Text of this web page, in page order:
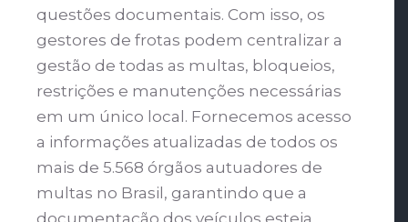
questões documentais. Com isso, os
gestores de frotas podem centralizar a
gestão de todas as multas, bloqueios,
restrições e manutenções necessárias
em um único local. Fornecemos acesso
a informações atualizadas de todos os
mais de 5.568 órgãos autuadores de
multas no Brasil, garantindo que a